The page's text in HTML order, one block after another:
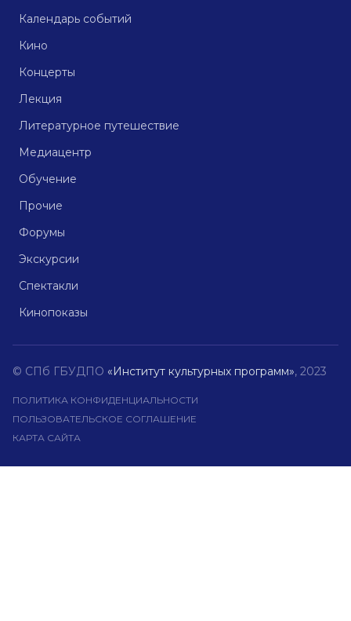
Календарь событий
Кино
Концерты
Лекция
Литературное путешествие
Медиацентр
Обучение
Прочие
Форумы
Экскурсии
Спектакли
Кинопоказы
© СПб ГБУДПО «Институт культурных программ», 2023
ПОЛИТИКА КОНФИДЕНЦИАЛЬНОСТИ
ПОЛЬЗОВАТЕЛЬСКОЕ СОГЛАШЕНИЕ
КАРТА САЙТА